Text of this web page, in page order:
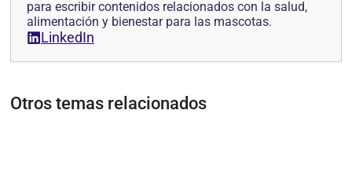
para escribir contenidos relacionados con la salud,
alimentación y bienestar para las mascotas.
LinkedIn
Otros temas relacionados